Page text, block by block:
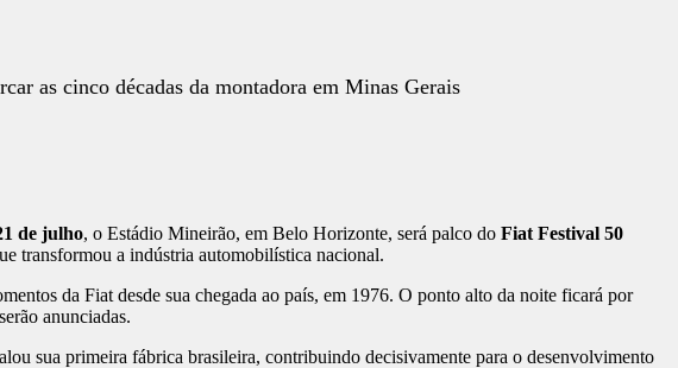
as cinco décadas da montadora em Minas Gerais
de julho, o Estádio Mineirão, em Belo Horizonte, será palco do Fiat Festival 50
transformou a indústria automobilística nacional.
da Fiat desde sua chegada ao país, em 1976. O ponto alto da noite ficará por
anunciadas.
sua primeira fábrica brasileira, contribuindo decisivamente para o desenvolvimento